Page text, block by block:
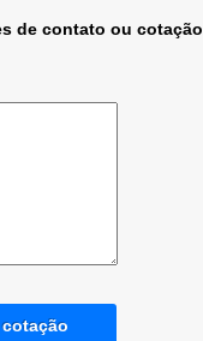
de contato ou cotação